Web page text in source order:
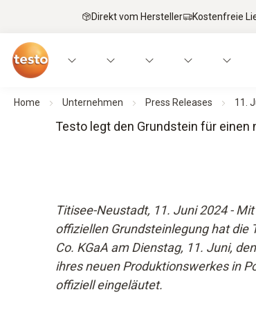
Direkt vom Hersteller Kostenfreie
Home Unternehmen Press Releases 11.
Testo legt den Grundstein für einen
Titisee-Neustadt, 11. Juni 2024 -
offiziellen Grundsteinlegung hat die
Co. KGaA am Dienstag, 11. Juni,
ihres neuen Produktionswerkes in
offiziell eingeläutet.